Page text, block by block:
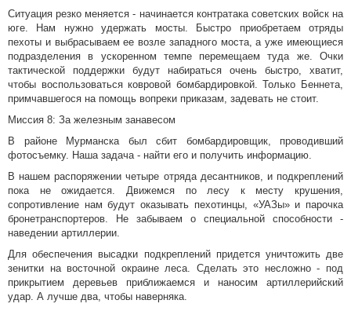
Ситуация резко меняется - начинается контратака советских войск на
юге. Нам нужно удержать мосты. Быстро приобретаем отряды
пехоты и выбрасываем ее возле западного моста, а уже имеющиеся
подразделения в ускоренном темпе перемещаем туда же. Очки
тактической поддержки будут набираться очень быстро, хватит,
чтобы воспользоваться ковровой бомбардировкой. Только Беннета,
примчавшегося на помощь вопреки приказам, задевать не стоит.
Миссия 8: За железным занавесом
В районе Мурманска был сбит бомбардировщик, проводивший
фотосъемку. Наша задача - найти его и получить информацию.
В нашем распоряжении четыре отряда десантников, и подкреплений
пока не ожидается. Движемся по лесу к месту крушения,
сопротивление нам будут оказывать пехотинцы, «УАЗы» и парочка
бронетранспортеров. Не забываем о специальной способности -
наведении артиллерии.
Для обеспечения высадки подкреплений придется уничтожить две
зенитки на восточной окраине леса. Сделать это несложно - под
прикрытием деревьев приближаемся и наносим артиллерийский
удар. А лучше два, чтобы наверняка.